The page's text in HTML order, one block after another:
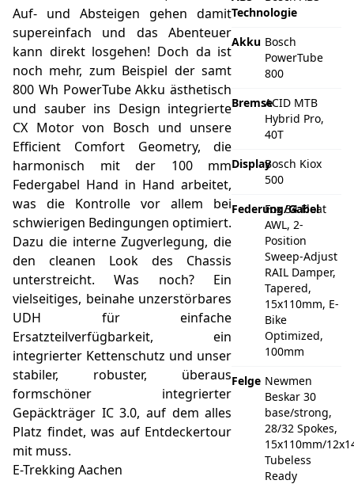
Auf- und Absteigen gehen damit
supereinfach und das Abenteuer
kann direkt losgehen! Doch da ist
noch mehr, zum Beispiel der samt
800 Wh PowerTube Akku ästhetisch
und sauber ins Design integrierte
CX Motor von Bosch und unsere
Efficient Comfort Geometry, die
harmonisch mit der 100 mm
Federgabel Hand in Hand arbeitet,
was die Kontrolle vor allem bei
schwierigen Bedingungen optimiert.
Dazu die interne Zugverlegung, die
den cleanen Look des Chassis
unterstreicht. Was noch? Ein
vielseitiges, beinahe unzerstörbares
UDH für einfache
Ersatzteilverfügbarkeit, ein
integrierter Kettenschutz und unser
stabiler, robuster, überaus
formschöner integrierter
Gepäckträger IC 3.0, auf dem alles
Platz findet, was auf Entdeckertour
mit muss.
E-Trekking Aachen
Technologie
Akku Bosch
PowerTube
800
BremseACID MTB
Hybrid Pro,
40T
DisplayBosch Kiox
500
Federung/Gabel
Fox 34 Float
AWL, 2-
Position
Sweep-Adjust
RAIL Damper,
Tapered,
15x110mm, E-
Bike
Optimized,
100mm
Felge Newmen
Beskar 30
base/strong,
28/32 Spokes,
15x110mm/
Tubeless
Ready